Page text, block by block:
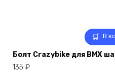
В
Болт Crazybike для BMX
135 ₽